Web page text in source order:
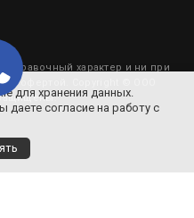
характер и ни при
офертой. Copyright © ООО
защищены.
для хранения данных.
согласие на работу с